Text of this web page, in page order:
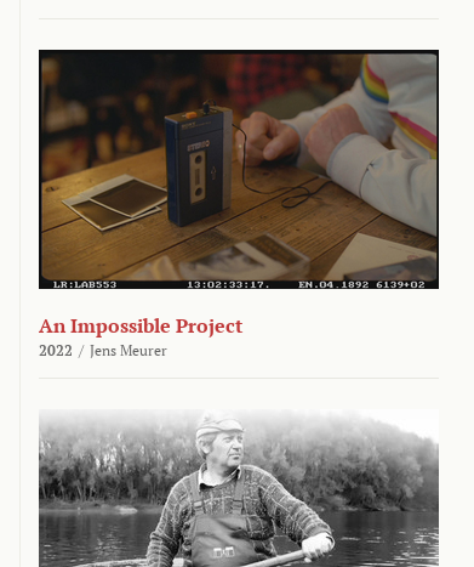
An Impossible Project
2022 / Jens Meurer